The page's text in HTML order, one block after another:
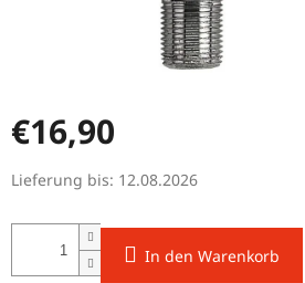
€16,90
Verkaufspreis:
Lieferung bis: 12.08.2026
In den Warenkorb